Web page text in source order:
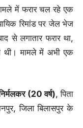
में फरार चल रहे एक
रिमांड पर जेल भेज
से लगातार फरार था,
थी। मामले में अभी एक
(20 वर्ष), पिता
जिला बिलासपुर के